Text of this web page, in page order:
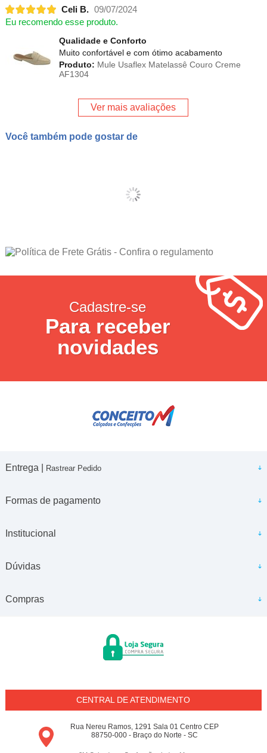
Celi B. 09/07/2024
Eu recomendo esse produto.
Qualidade e Conforto
Muito confortável e com ótimo acabamento
Produto: Mule Usaflex Matelassê Couro Creme
AF1304
Ver mais avaliações
Você também pode gostar de
Cadastre-se
Para receber
novidades
Entrega | Rastrear Pedido
Formas de pagamento
Institucional
Dúvidas
Compras
CENTRAL DE ATENDIMENTO
Rua Nereu Ramos, 1291 Sala 01 Centro CEP
88750-000 - Braço do Norte - SC